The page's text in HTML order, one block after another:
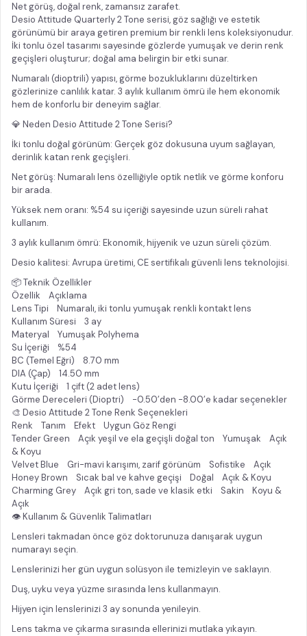
Net görüş, doğal renk, zamansız zarafet.
Desio Attitude Quarterly 2 Tone serisi, göz sağlığı ve estetik
görünümü bir araya getiren premium bir renkli lens koleksiyonudur.
İki tonlu özel tasarımı sayesinde gözlerde yumuşak ve derin renk
geçişleri oluşturur; doğal ama belirgin bir etki sunar.
Numaralı (dioptrili) yapısı, görme bozukluklarını düzeltirken
gözlerinize canlılık katar. 3 aylık kullanım ömrü ile hem ekonomik
hem de konforlu bir deneyim sağlar.
💎 Neden Desio Attitude 2 Tone Serisi?
İki tonlu doğal görünüm: Gerçek göz dokusuna uyum sağlayan,
derinlik katan renk geçişleri.
Net görüş: Numaralı lens özelliğiyle optik netlik ve görme konforu
bir arada.
Yüksek nem oranı: %54 su içeriği sayesinde uzun süreli rahat
kullanım.
3 aylık kullanım ömrü: Ekonomik, hijyenik ve uzun süreli çözüm.
Desio kalitesi: Avrupa üretimi, CE sertifikalı güvenli lens teknolojisi.
📦 Teknik Özellikler
Özellik Açıklama
Lens Tipi Numaralı, iki tonlu yumuşak renkli kontakt lens
Kullanım Süresi 3 ay
Materyal Yumuşak Polyhema
Su İçeriği %54
BC (Temel Eğri) 8.70 mm
DIA (Çap) 14.50 mm
Kutu İçeriği 1 çift (2 adet lens)
Görme Dereceleri (Dioptri) -0.50’den -8.00’e kadar seçenekler
🎨 Desio Attitude 2 Tone Renk Seçenekleri
Renk Tanım Efekt Uygun Göz Rengi
Tender Green Açık yeşil ve ela geçişli doğal ton Yumuşak Açık
& Koyu
Velvet Blue Gri-mavi karışımı, zarif görünüm Sofistike Açık
Honey Brown Sıcak bal ve kahve geçişi Doğal Açık & Koyu
Charming Grey Açık gri ton, sade ve klasik etki Sakin Koyu &
Açık
👁 Kullanım & Güvenlik Talimatları
Lensleri takmadan önce göz doktorunuza danışarak uygun
numarayı seçin.
Lenslerinizi her gün uygun solüsyon ile temizleyin ve saklayın.
Duş, uyku veya yüzme sırasında lens kullanmayın.
Hijyen için lenslerinizi 3 ay sonunda yenileyin.
Lens takma ve çıkarma sırasında ellerinizi mutlaka yıkayın.